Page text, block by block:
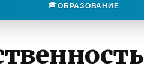
ОБРАЗОВАНИЕ